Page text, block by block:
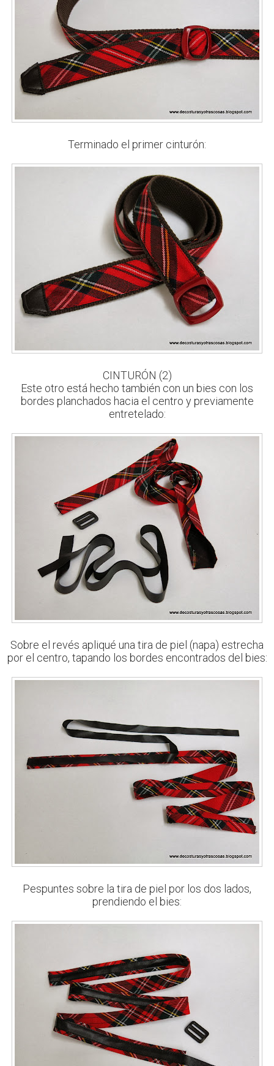
Terminado el primer cinturón:
CINTURÓN (2)
Este otro está hecho también con un bies con los
bordes planchados hacia el centro y previamente
entretelado:
Sobre el revés apliqué una tira de piel (napa) estrecha
por el centro, tapando los bordes encontrados del bies:
Pespuntes sobre la tira de piel por los dos lados,
prendiendo el bies: